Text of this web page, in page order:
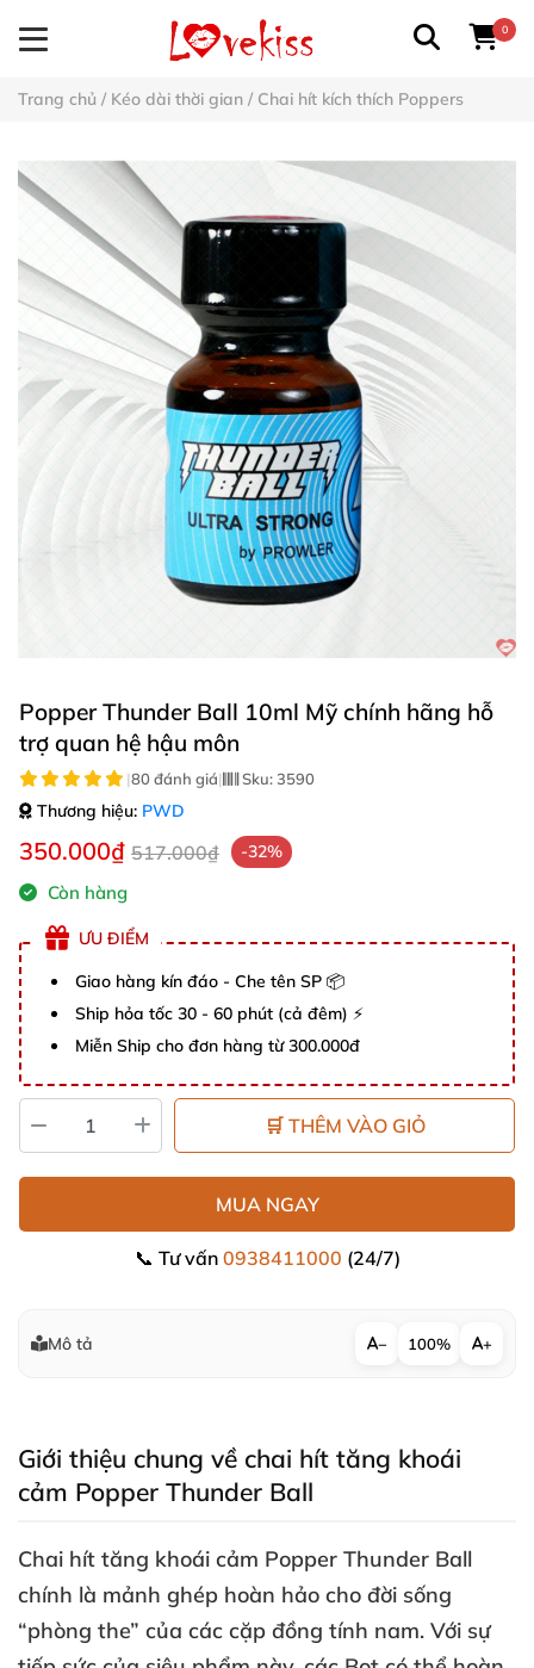
0
Trang chủ / Kéo dài thời gian / Chai hít kích thích Poppers
Popper Thunder Ball 10ml Mỹ chính hãng hỗ
trợ quan hệ hậu môn
|80 đánh giá| Sku:3590
Thương hiệu: PWD
350.000₫ 517.000₫ -32%
Còn hàng
ƯU ĐIỂM
Giao hàng kín đáo - Che tên SP 📦
Ship hỏa tốc 30 - 60 phút (cả đêm) ⚡
Miễn Ship cho đơn hàng từ 300.000đ
🛒 THÊM VÀO GIỎ
MUA NGAY
📞 Tư vấn 0938411000 (24/7)
Mô tả − 100% +
Giới thiệu chung về chai hít tăng khoái
cảm Popper Thunder Ball
Chai hít tăng khoái cảm Popper Thunder Ball
chính là mảnh ghép hoàn hảo cho đời sống
“phòng the” của các cặp đồng tính nam. Với sự